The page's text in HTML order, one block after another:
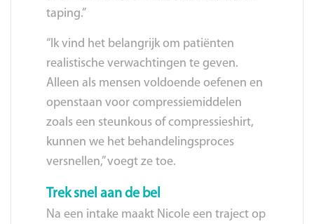
taping.”
“Ik vind het belangrijk om patiënten
realistische verwachtingen te geven.
Alleen als mensen voldoende oefenen en
openstaan voor compressiemiddelen
zoals een steunkous of compressieshirt,
kunnen we het behandelingsproces
versnellen,” voegt ze toe.
Trek snel aan de bel
Na een intake maakt Nicole een traject op